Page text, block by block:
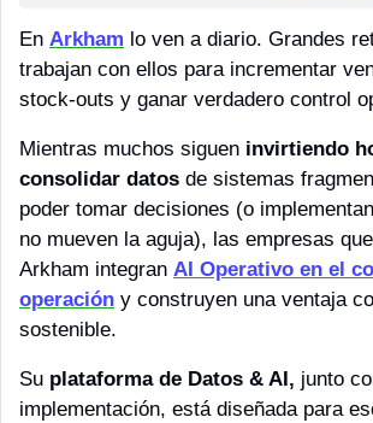
En Arkham lo ven a diario. Grandes
trabajan con ellos para incrementar
stock-outs y ganar verdadero control
Mientras muchos siguen invirtiendo
consolidar datos de sistemas
poder tomar decisiones (o
no mueven la aguja), las empresas
Arkham integran AI Operativo en el
operación y construyen una ventaja
sostenible.
Su plataforma de Datos & AI, junto
implementación, está diseñada para